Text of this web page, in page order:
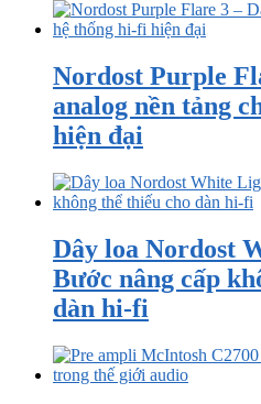
Nordost Purple
analog nền tảng
hiện đại
Dây loa Nordost
Bước nâng cấp
dàn hi-fi